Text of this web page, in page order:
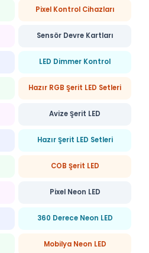
Pixel Kontrol Cihazları
Sensör Devre Kartları
LED Dimmer Kontrol
Hazır RGB Şerit LED Setleri
Avize Şerit LED
Hazır Şerit LED Setleri
COB Şerit LED
Pixel Neon LED
360 Derece Neon LED
Mobilya Neon LED